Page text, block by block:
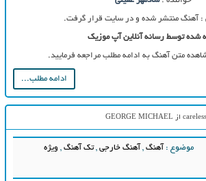
: آهنگ منتشر شده و در سایت قرار گرفت.
شده توسط رسانه آنلاین آپ موزیک
متن آهنگ به ادامه مطلب مراجعه فرمایید.
ادامه مطلب...
موضوع : آهنگ, آهنگ خارجی,تک آهنگ, ویژه